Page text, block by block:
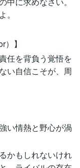
】
任を背負う覚悟を
い自信こそが、周
い情熱と野心が渦
かもしれないけれ